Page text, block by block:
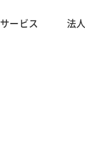
サービス 法